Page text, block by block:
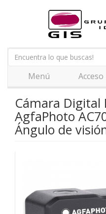
Menú Acceso
Cámara Digital
AgfaPhoto
Ángulo de